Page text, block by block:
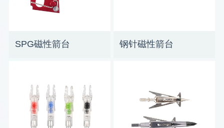
SPG磁性箭台 钢针磁性箭台